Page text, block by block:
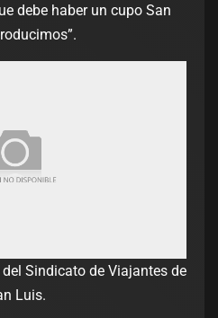
debe haber un cupo San
Sindicato de Viajantes de
Luis.